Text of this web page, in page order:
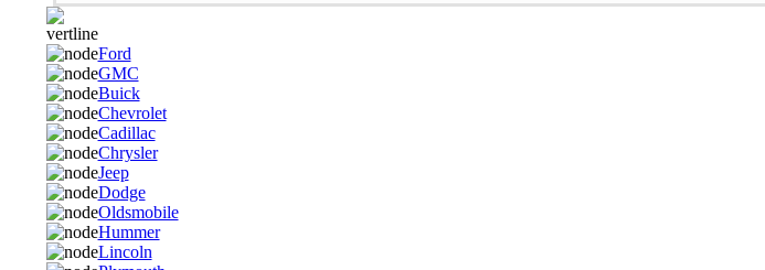
Ford
GMC
Buick
Chevrolet
Cadillac
Chrysler
Jeep
Dodge
Oldsmobile
Hummer
Lincoln